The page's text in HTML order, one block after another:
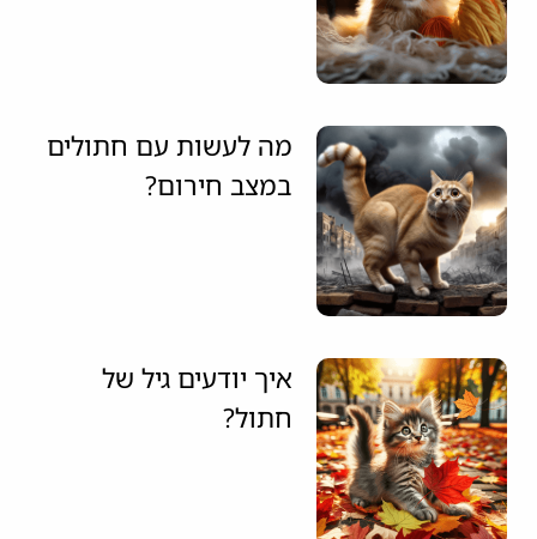
מה לעשות עם חתולים
במצב חירום?
איך יודעים גיל של
חתול?